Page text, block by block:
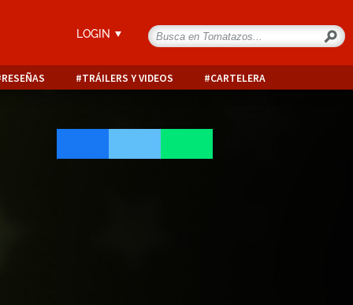
LOGIN
RESEÑAS TRÁILERS Y VIDEOS CARTELERA